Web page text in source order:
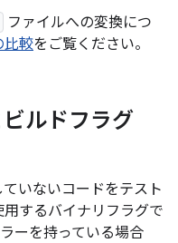
ファイルへの変換につ
比較をご覧ください。
ルドフラグ
いないコードをテスト
するバイナリフラグで
ーを持っている場合